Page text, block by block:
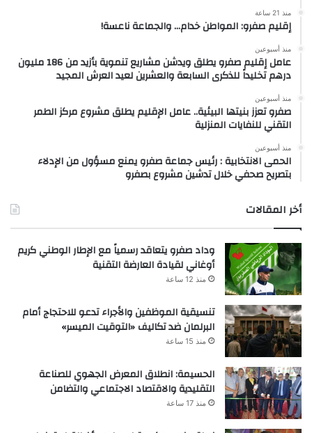
منذ 21 ساعة
إقليم صفرو: المواطن خدام… والجماعة ناعسة!
منذ أسبوعين
عامل إقليم صفرو يطلق ويدشن مشاريع تنموية بأزيد من 186 مليون
درهم تخليداً للذكرى السابعة والعشرين لعيد العرش المجيد
منذ أسبوعين
صفرو تعزز بنيتها البيئية.. عامل الإقليم يطلق مشروع مركز الطمر
التقني للنفايات المنزلية
منذ أسبوعين
الحمى الانتخابية : رئيس جماعة صفرو يمنع مسؤول من الإدلاء
بتصريح صحفي خلال تدشين مشروع بصفرو
أخر المقالات
وداد صفرو يتعاقد رسمياً مع الإطار الوطني كريم
أوغاني لقيادة العارضة التقنية
منذ 12 ساعة
تنسيقية الموظفين والأجراء تدعو للاحتجاج أمام
البرلمان ضد تكاليف «التوقيت الميسر»
منذ 15 ساعة
الحسيمة: انطلاق المعرض الجهوي للصناعة
التقليدية والاقتصاد الاجتماعي والتضامن
منذ 17 ساعة